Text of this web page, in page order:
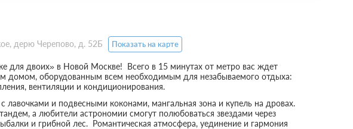
дерю Черепово, д. 52Б Показать на карте
для двоих» в Новой Москве! Всего в 15 минутах от метро вас ждет
домом, оборудованным всем необходимым для незабываемого отдыха:
вентиляции и кондиционирования.
и подвесными коконами, мангальная зона и купель на дровах.
а любители астрономии смогут полюбоваться звездами через
и грибной лес. Романтическая атмосфера, уединение и гармония